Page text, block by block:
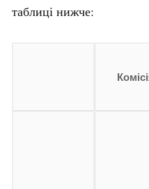
таблиці нижче: